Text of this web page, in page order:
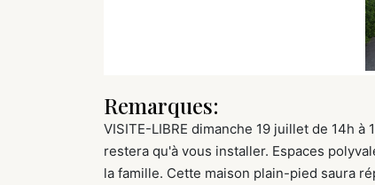
Remarques:
VISITE-LIBRE dimanche 19 juillet de 14h
restera qu'à vous installer. Espaces
la famille. Cette maison plain-pied saura